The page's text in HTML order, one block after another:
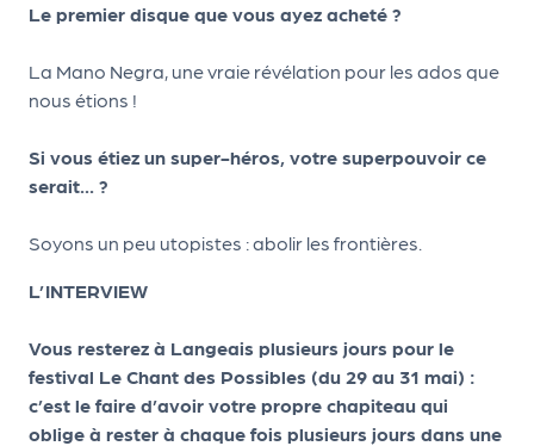
Le premier disque que vous ayez acheté ?
La Mano Negra, une vraie révélation pour les ados que
nous étions !
Si vous étiez un super-héros, votre superpouvoir ce
serait... ?
Soyons un peu utopistes : abolir les frontières.
L’INTERVIEW
Vous resterez à Langeais plusieurs jours pour le
festival Le Chant des Possibles (du 29 au 31 mai) :
c’est le faire d’avoir votre propre chapiteau qui
oblige à rester à chaque fois plusieurs jours dans une
e
u
r
P
o
p
s
e
r
u